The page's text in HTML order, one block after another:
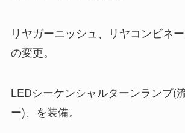
リヤガーニッシュ、リヤコンビネ
の変更。
LEDシーケンシャルターンランプ(
ー)、を装備。